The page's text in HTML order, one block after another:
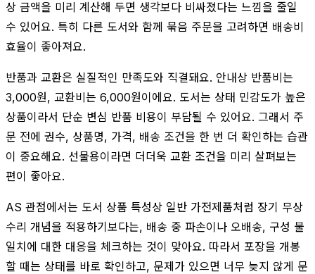
상 금액을 미리 계산해 두면 생각보다 비싸졌다는 느낌을 줄일
수 있어요. 특히 다른 도서와 함께 묶음 주문을 고려하면 배송비
효율이 좋아져요.
반품과 교환은 실질적인 만족도와 직결돼요. 안내상 반품비는
3,000원, 교환비는 6,000원이에요. 도서는 상태 민감도가 높은
상품이라서 단순 변심 반품 비용이 부담될 수 있어요. 그래서 주
문 전에 권수, 상품명, 가격, 배송 조건을 한 번 더 확인하는 습관
이 중요해요. 선물용이라면 더더욱 교환 조건을 미리 살펴보는
편이 좋아요.
AS 관점에서는 도서 상품 특성상 일반 가전제품처럼 장기 무상
수리 개념을 적용하기보다는, 배송 중 파손이나 오배송, 구성 불
일치에 대한 대응을 체크하는 것이 맞아요. 따라서 포장을 개봉
할 때는 상태를 바로 확인하고, 문제가 있으면 너무 늦지 않게 문